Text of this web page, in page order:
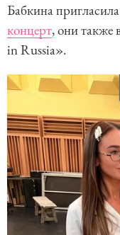
Бабкина пригласила
концерт, они также
in Russia».